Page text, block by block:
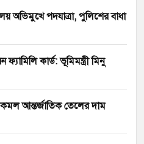
অভিমুখে পদযাত্রা, পুলিশের বাধা
কার্ড: ভূমিমন্ত্রী মিনু
আন্তর্জাতিক তেলের দাম